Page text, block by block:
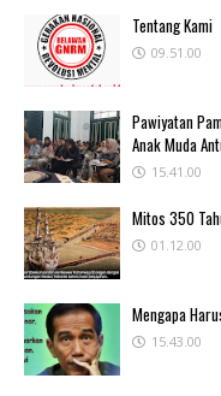
Tentang Kami
09.51.00
Pawiyatan
Anak Muda
15.41.00
Mitos 350
01.12.00
Mengapa
15.43.00